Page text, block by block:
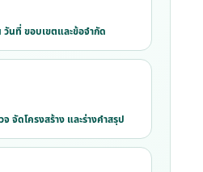
นที่ ขอบเขตและข้อจำกัด
จัดโครงสร้าง และร่างคำสรุป